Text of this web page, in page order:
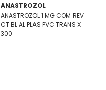
ANASTROZOL
ANASTROZOL 1 MG COM REV
CT BL AL PLAS PVC TRANS X
300